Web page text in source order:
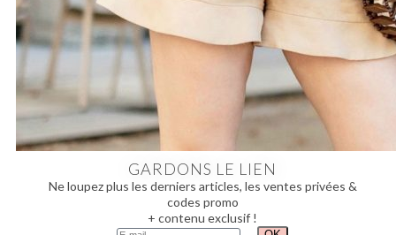
GARDONS LE LIEN
Ne loupez plus les derniers articles, les ventes privées &
codes promo
+ contenu exclusif !